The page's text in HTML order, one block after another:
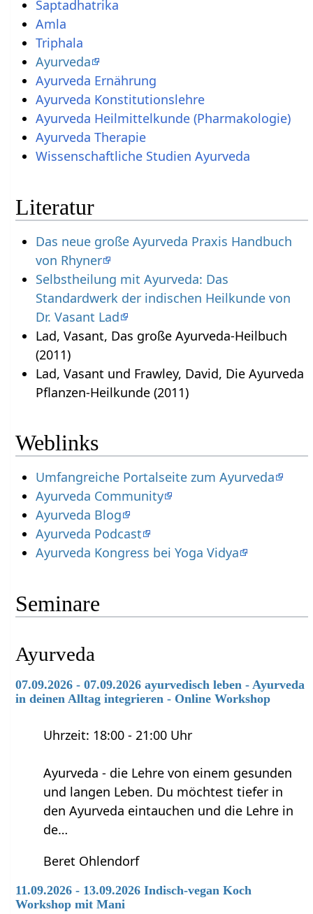
Saptadhatrika
Amla
Triphala
Ayurveda
Ayurveda Ernährung
Ayurveda Konstitutionslehre
Ayurveda Heilmittelkunde (Pharmakologie)
Ayurveda Therapie
Wissenschaftliche Studien Ayurveda
Literatur
Das neue große Ayurveda Praxis Handbuch
von Rhyner
Selbstheilung mit Ayurveda: Das
Standardwerk der indischen Heilkunde von
Dr. Vasant Lad
Lad, Vasant, Das große Ayurveda-Heilbuch
(2011)
Lad, Vasant und Frawley, David, Die Ayurveda
Pflanzen-Heilkunde (2011)
Weblinks
Umfangreiche Portalseite zum Ayurveda
Ayurveda Community
Ayurveda Blog
Ayurveda Podcast
Ayurveda Kongress bei Yoga Vidya
Seminare
Ayurveda
07.09.2026 - 07.09.2026 ayurvedisch leben - Ayurveda
in deinen Alltag integrieren - Online Workshop
Uhrzeit: 18:00 - 21:00 Uhr
Ayurveda - die Lehre von einem gesunden
und langen Leben. Du möchtest tiefer in
den Ayurveda eintauchen und die Lehre in
de…
Beret Ohlendorf
11.09.2026 - 13.09.2026 Indisch-vegan Koch
Workshop mit Mani